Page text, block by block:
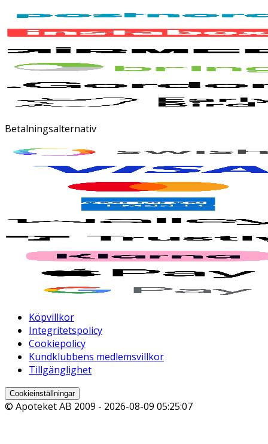
Betalningsalternativ
Köpvillkor
Integritetspolicy
Cookiepolicy
Kundklubbens medlemsvillkor
Tillgänglighet
Cookieinställningar
© Apoteket AB 2009 - 2026-08-09 05:25:07